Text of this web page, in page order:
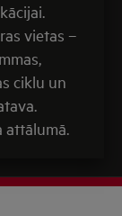
vietas –
ciklu un
attālumā.